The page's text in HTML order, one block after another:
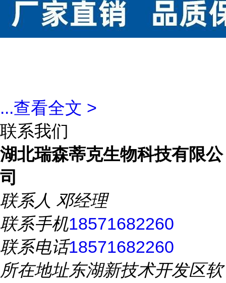
...查看全文 >
联系我们
湖北瑞森蒂克生物科技有限公
司
联系人 邓经理
联系手机18571682260
联系电话18571682260
所在地址东湖新技术开发区软